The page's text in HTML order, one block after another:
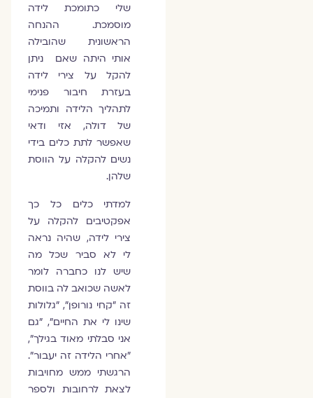
שלי כתומכת לידה
מוסמכת. ההנחה
הראשונית שהובילה
אותי היתה שאם ניתן
להקל על צירי לידה
בעזרת חיבור פנימי
לתהליך הלידה ותמיכה
של דולה, אזי ודאי
שאפשר לתת כלים בידי
נשים להקלה על הווסת
שלהן.
למדתי כלים כל כך
אפקטיבים להקלה על
צירי לידה, שהיה נראה
לי לא סביר שכל מה
שיש לנו כחברה לומר
לאשה שכואב לה בווסת
זה "קחי נורופן", "גלולות
שינו לי את החיים", "גם
אני סבלתי מאוד בגילך",
"אחרי הלידה זה יעבור".
הרגשתי ממש מחויבות
לצאת לרחובות ולספר